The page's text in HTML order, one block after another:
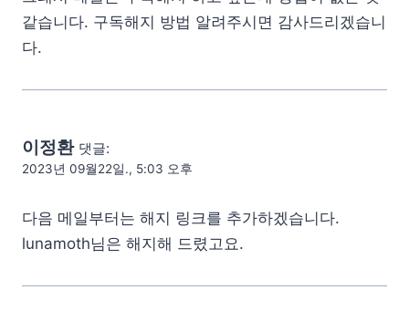
같습니다. 구독해지 방법 알려주시면 감사드리겠습니
다.
이정환 댓글:
2023년 09월22일., 5:03 오후
다음 메일부터는 해지 링크를 추가하겠습니다.
lunamoth님은 해지해 드렸고요.